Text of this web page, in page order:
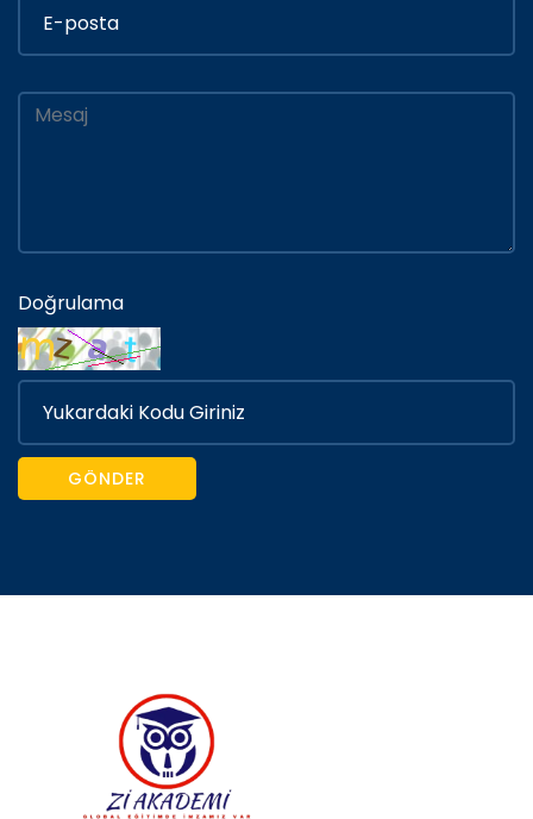
Doğrulama
GÖNDER